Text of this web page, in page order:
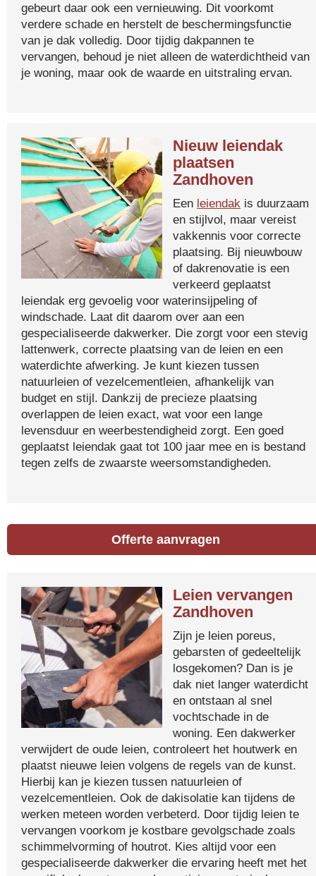
gebeurt daar ook een vernieuwing. Dit voorkomt
verdere schade en herstelt de beschermingsfunctie
van je dak volledig. Door tijdig dakpannen te
vervangen, behoud je niet alleen de waterdichtheid van
je woning, maar ook de waarde en uitstraling ervan.
Nieuw leiendak
plaatsen
Zandhoven
Een leiendak is duurzaam
en stijlvol, maar vereist
vakkennis voor correcte
plaatsing. Bij nieuwbouw
of dakrenovatie is een
verkeerd geplaatst
leiendak erg gevoelig voor waterinsijpeling of
windschade. Laat dit daarom over aan een
gespecialiseerde dakwerker. Die zorgt voor een stevig
lattenwerk, correcte plaatsing van de leien en een
waterdichte afwerking. Je kunt kiezen tussen
natuurleien of vezelcementleien, afhankelijk van
budget en stijl. Dankzij de precieze plaatsing
overlappen de leien exact, wat voor een lange
levensduur en weerbestendigheid zorgt. Een goed
geplaatst leiendak gaat tot 100 jaar mee en is bestand
tegen zelfs de zwaarste weersomstandigheden.
Offerte aanvragen
Leien vervangen
Zandhoven
Zijn je leien poreus,
gebarsten of gedeeltelijk
losgekomen? Dan is je
dak niet langer waterdicht
en ontstaan al snel
vochtschade in de
woning. Een dakwerker
verwijdert de oude leien, controleert het houtwerk en
plaatst nieuwe leien volgens de regels van de kunst.
Hierbij kan je kiezen tussen natuurleien of
vezelcementleien. Ook de dakisolatie kan tijdens de
werken meteen worden verbeterd. Door tijdig leien te
vervangen voorkom je kostbare gevolgschade zoals
schimmelvorming of houtrot. Kies altijd voor een
gespecialiseerde dakwerker die ervaring heeft met het